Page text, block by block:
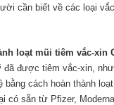
cần biết về các loại
loạt mũi tiêm vắc-xin
đã được tiêm vắc-xin,
cách hoàn thành
có sẵn từ Pfizer,